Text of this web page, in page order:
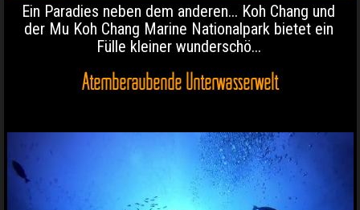
Ein Paradies neben dem anderen... Koh Chang und
der Mu Koh Chang Marine Nationalpark bietet ein
Fülle kleiner wunderschö...
Atemberaubende Unterwasserwelt